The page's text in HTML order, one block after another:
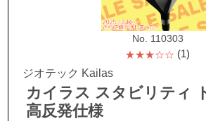
No. 110303
★★★☆☆ (1)
ジオテック Kailas
カイラス スタビリティ
高反発仕様